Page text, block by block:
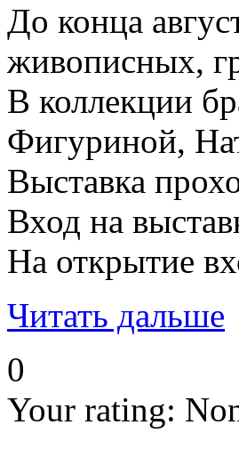
До конца
живописных,
В коллекции
Фигуриной,
Выставка
Вход на
На открытие
Читать дальше
0
Your rating: